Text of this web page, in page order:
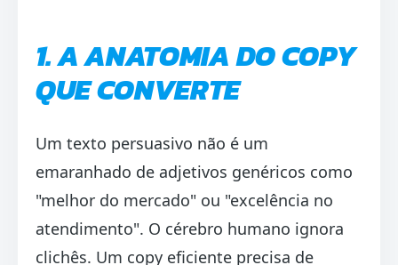
1. A ANATOMIA DO COPY
QUE CONVERTE
Um texto persuasivo não é um
emaranhado de adjetivos genéricos como
"melhor do mercado" ou "excelência no
atendimento". O cérebro humano ignora
clichês. Um copy eficiente precisa de